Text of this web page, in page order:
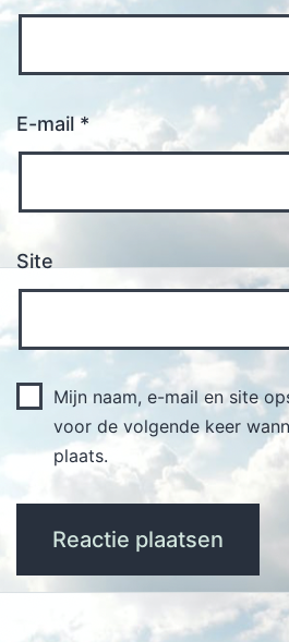
E-mail *
Site
Mijn naam, e-mail en site
voor de volgende keer
plaats.